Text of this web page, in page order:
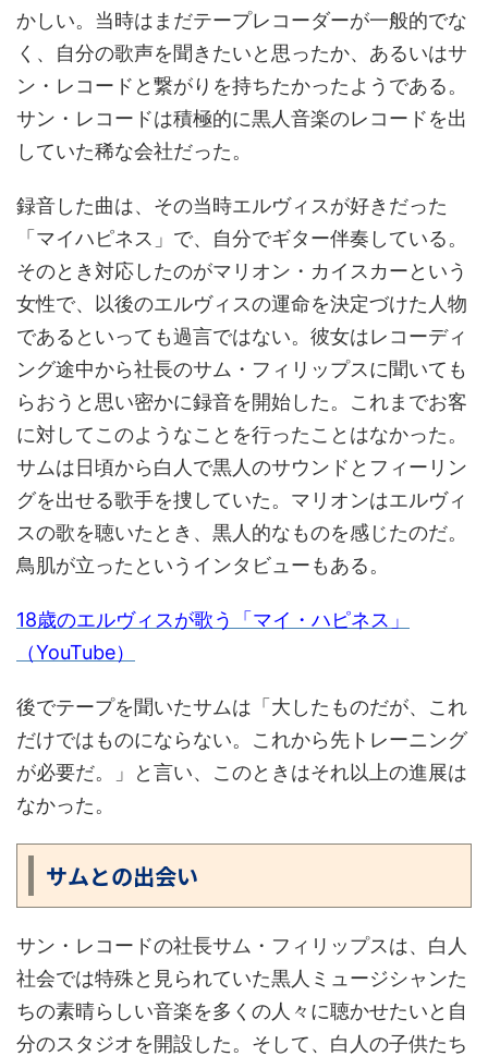
かしい。当時はまだテープレコーダーが一般的でな
く、自分の歌声を聞きたいと思ったか、あるいはサ
ン・レコードと繋がりを持ちたかったようである。
サン・レコードは積極的に黒人音楽のレコードを出
していた稀な会社だった。
録音した曲は、その当時エルヴィスが好きだった
「マイハピネス」で、自分でギター伴奏している。
そのとき対応したのがマリオン・カイスカーという
女性で、以後のエルヴィスの運命を決定づけた人物
であるといっても過言ではない。彼女はレコーディ
ング途中から社長のサム・フィリップスに聞いても
らおうと思い密かに録音を開始した。これまでお客
に対してこのようなことを行ったことはなかった。
サムは日頃から白人で黒人のサウンドとフィーリン
グを出せる歌手を捜していた。マリオンはエルヴィ
スの歌を聴いたとき、黒人的なものを感じたのだ。
鳥肌が立ったというインタビューもある。
18歳のエルヴィスが歌う「マイ・ハピネス」
（YouTube）
後でテープを聞いたサムは「大したものだが、これ
だけではものにならない。これから先トレーニング
が必要だ。」と言い、このときはそれ以上の進展は
なかった。
サムとの出会い
サン・レコードの社長サム・フィリップスは、白人
社会では特殊と見られていた黒人ミュージシャンた
ちの素晴らしい音楽を多くの人々に聴かせたいと自
分のスタジオを開設した。そして、白人の子供たち